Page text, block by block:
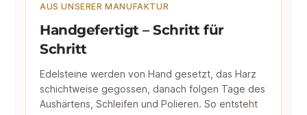
AUS UNSERER MANUFAKTUR
Handgefertigt – Schritt für
Schritt
Edelsteine werden von Hand gesetzt, das Harz
schichtweise gegossen, danach folgen Tage des
Aushärtens, Schleifen und Polieren. So entsteht